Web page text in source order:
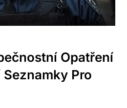
Opatření
Pro